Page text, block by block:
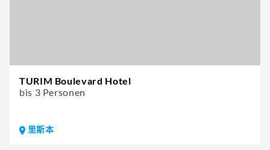
TURIM Boulevard Hotel
bis 3 Personen
里斯本